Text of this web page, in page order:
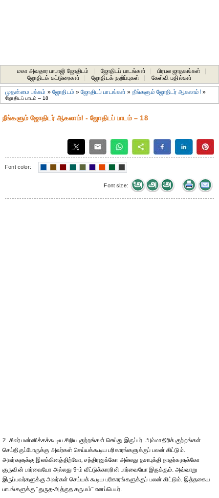
மகா அவதார பாபாஜி ஜோதிடம் ஜோதிடப் பாடங்கள் பிரபல ஜாதகங்கள்
ஜோதிடக் கட்டுரைகள்
ஜோதிடக் குறிப்புகள் கேள்வி-பதில்கள்
முதன்மை பக்கம் »ஜோதிடம் »ஜோதிடப் பாடங்கள் » நீங்களும் ஜோதிடர் ஆகலாம்!»
ஜோதிடப் பாடம் – 18
நீங்களும் ஜோதிடர் ஆகலாம்! - ஜோதிடப் பாடம் – 18
Font color:
Font size:
2. சிலர் மன்னிக்கக்கூடிய சிறிய குற்றங்கள் செய்து இருப்பர். அம்மாதிரிக் குற்றங்கள்
செய்திருப்போருக்கு அவர்கள் செய்யக்கூடிய பரிகாரங்களுக்குப் பலன் கிட்டும்.
அவர்களுக்கு இலக்கினத்திற்கோ, சந்திரனுக்கோ அல்லது தசாபுக்தி நாதர்களுக்கோ
குருவின் பார்வையோ அல்லது 9-ம் வீட்டுக்காரரின் பார்வையோ இருக்கும். அவ்வாறு
இருப்பவர்களுக்கு அவர்கள் செய்யக் கூடிய பரிகாரங்களுக்குப் பலன் கிட்டும். இத்தகைய
பாபங்களுக்கு "துருத-அத்ருத கருமம்" எனப்பெயர்.